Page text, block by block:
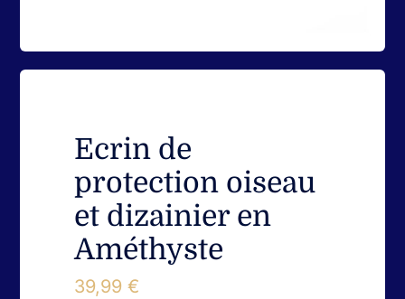
Ecrin de Protection
Objets Divers
Ecrin de
protection oiseau
et dizainier en
Améthyste
39,99€